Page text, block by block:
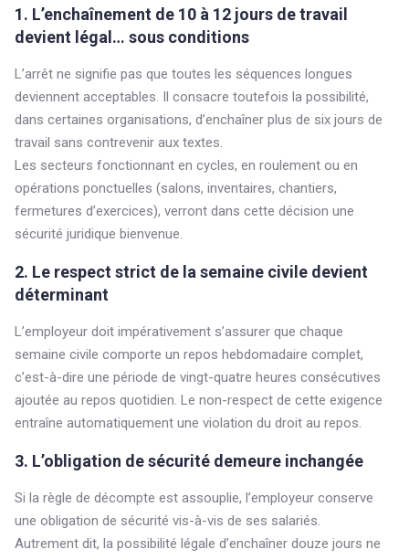
1. L’enchaînement de 10 à 12 jours de travail
devient légal… sous conditions
L’arrêt ne signifie pas que toutes les séquences longues
deviennent acceptables. Il consacre toutefois la possibilité,
dans certaines organisations, d’enchaîner plus de six jours de
travail sans contrevenir aux textes.
Les secteurs fonctionnant en cycles, en roulement ou en
opérations ponctuelles (salons, inventaires, chantiers,
fermetures d’exercices), verront dans cette décision une
sécurité juridique bienvenue.
2. Le respect strict de la semaine civile devient
déterminant
L’employeur doit impérativement s’assurer que chaque
semaine civile comporte un repos hebdomadaire complet,
c’est-à-dire une période de vingt-quatre heures consécutives
ajoutée au repos quotidien. Le non-respect de cette exigence
entraîne automatiquement une violation du droit au repos.
3. L’obligation de sécurité demeure inchangée
Si la règle de décompte est assouplie, l’employeur conserve
une obligation de sécurité vis-à-vis de ses salariés.
Autrement dit, la possibilité légale d’enchaîner douze jours ne